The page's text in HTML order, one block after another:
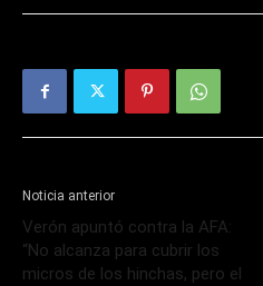
Noticia anterior
Verón apuntó contra la AFA:
“No alcanza para cubrir los
micros de los hinchas, pero el